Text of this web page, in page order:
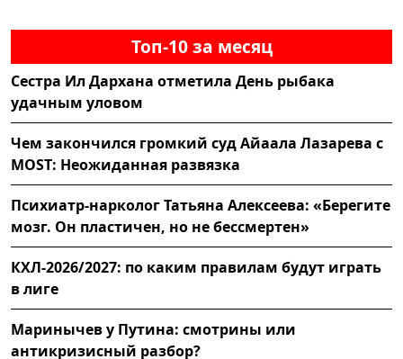
Топ-10 за месяц
Сестра Ил Дархана отметила День рыбака
удачным уловом
Чем закончился громкий суд Айаала Лазарева с
MOST: Неожиданная развязка
Психиатр-нарколог Татьяна Алексеева: «Берегите
мозг. Он пластичен, но не бессмертен»
КХЛ-2026/2027: по каким правилам будут играть
в лиге
Маринычев у Путина: смотрины или
антикризисный разбор?